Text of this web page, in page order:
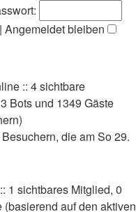
| Angemeldet bleiben
:: 4 sichtbare
Bots und 1349 Gäste
Besuchern, die am So 29.
1 sichtbares Mitglied, 0
auf den aktiven